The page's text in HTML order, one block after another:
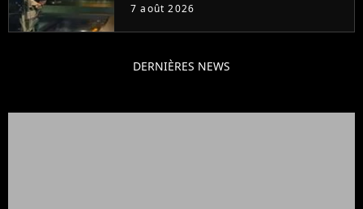
7 août 2026
DERNIÈRES NEWS